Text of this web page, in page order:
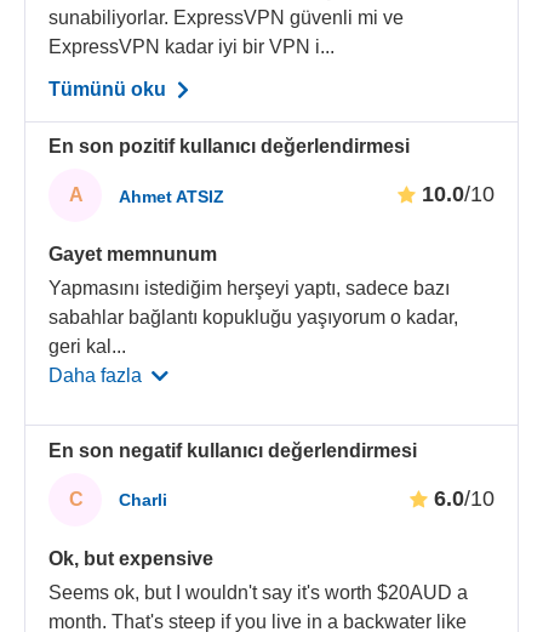
sunabiliyorlar. ExpressVPN güvenli mi ve
ExpressVPN kadar iyi bir VPN i...
Tümünü oku
En son pozitif kullanıcı değerlendirmesi
A Ahmet ATSIZ 10.0/10
Gayet memnunum
Yapmasını istediğim herşeyi yaptı, sadece bazı
sabahlar bağlantı kopukluğu yaşıyorum o kadar,
geri kal ...
Daha fazla
En son negatif kullanıcı değerlendirmesi
C Charli 6.0/10
Ok, but expensive
Seems ok, but I wouldn't say it's worth $20AUD a
month. That's steep if you live in a backwater like